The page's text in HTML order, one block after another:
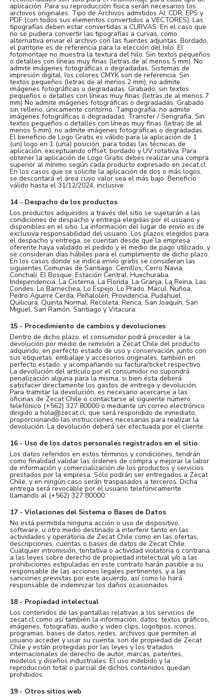
aplicación. Para su reproducción física serán necesarios los
archivos originales. Tipo de Archivos admitidos AI, CDR, EPS y
PDF (con todos sus elementos convertidos a VECTORES). Las
tipografías deben estar convertidas a CURVAS. En el caso que
no se pudiera convertir las tipografías a curvas, como
alternativa enviar el archivo con las fuentes adjuntas. Bordado,
el pantone es de referencia para la elección del hilo. El
fotomontaje no muestra la textura del hilo. Sin textos pequeños
o detalles con líneas muy finas (letras de al menos 5 mm). No
admite imágenes fotográficas o degradadas. Sistemas de
impresión digital, los colores CMYK son de referencia. Sin
textos pequeños (letras de al menos 2 mm), no admite
imágenes fotográficas o degradadas. Grabado, sin textos
pequeños o detalles con líneas muy finas (letras de al menos 7
mm) No admite imágenes fotográficas o degradadas. Grabado
sin relleno, únicamente contorno. Tampografía, no admite
imágenes fotográficas o degradadas. Transfer / Serigrafía, Sin
textos pequeños o detalles con líneas muy finas (letras de al
menos 5 mm), no admite imágenes fotográficas o degradadas.
El beneficio de Logo Gratis es válido para la aplicación de 1
(un) logo en 1 (una) posición, para todas las técnicas de
aplicación, exceptuando offset, bordado y UV rotativa. Para
obtener la aplicación de Logo Gratis debes realizar una compra
superior al mínimo según cada producto expresado en zecat.cl.
En los casos que se solicite la aplicación de dos o más logos,
se descontará el área cuyo valor sea el más bajo. Beneficio
válido hasta el 31/12/2024, inclusive.
14 - Despacho de los productos
Los productos adquiridos a través del sitio se sujetarán a las
condiciones de despacho y entrega elegidas por el usuario y
disponibles en el sitio. La información del lugar de envío es de
exclusiva responsabilidad del usuario. Los plazos elegidos para
el despacho y entrega, se cuentan desde que la empresa
oferente haya validado el pedido y el medio de pago utilizado, y
se consideran días hábiles para el cumplimiento de dicho plazo.
En los casos donde se indica envío gratis se consideran las
siguientes Comunas de Santiago: Cerrillos, Cerro Navia,
Conchalí, El Bosque, Estación Central, Huechuraba,
Independencia, La Cisterna, La Florida, La Granja, La Reina, Las
Condes, Lo Barnechea, Lo Espejo, Lo Prado, Macul, Ñuñoa,
Pedro Aguirre Cerda, Peñalolén, Providencia, Pudahuel,
Quilicura, Quinta Normal, Recoleta, Renca, San Joaquín, San
Miguel, San Ramón, Santiago y Vitacura.
15 - Procedimiento de cambios y devoluciones
Dentro de dicho plazo, el consumidor podrá proceder a la
devolución por medio de remisión a Zecat Chile del producto
adquirido, en perfecto estado de uso y conservación, junto con
sus etiquetas, embalaje y accesorios originales, también en
perfecto estado, y acompañando su factura/ticket respectivo.
La devolución del artículo por el consumidor no supondrá
penalización alguna para la misma, si bien ésta deberá
satisfacer directamente los gastos de entrega y devolución.
Para tramitar la devolución, es necesario acercarse a las
oficinas de Zecat Chile o contactarse al siguiente número
telefónico (+562) 327 80000 o mediante un correo electrónico
dirigido a hola@zecat.cl, que será respondido de inmediato,
proporcionando las instrucciones necesarias para realizar la
devolución. La devolución deberá ser efectuada por el cliente.
16 - Uso de los datos personales registrados en el sitio
Los datos referidos en estos términos y condiciones, tendrán
como finalidad validar las órdenes de compra y mejorar la labor
de información y comercialización de los productos y servicios
prestados por la empresa. Sólo podrán ser entregados a Zecat
Chile, y en ningún caso serán traspasados a terceros. Dicha
entrega será revocable por el usuario telefónicamente
llamando al (+562) 327 80000.
17 - Violaciones del Sistema o Bases de Datos
No está permitida ninguna acción o uso de dispositivo,
software, u otro medio destinado a interferir tanto en las
actividades y operatoria de Zecat Chile como en las ofertas,
descripciones, cuentas o bases de datos de Zecat Chile.
Cualquier intromisión, tentativa o actividad violatoria o contraria
a las leyes sobre derecho de propiedad intelectual y/o a las
prohibiciones estipuladas en este contrato harán pasible a su
responsable de las acciones legales pertinentes, y a las
sanciones previstas por este acuerdo, así como lo hará
responsable de indemnizar los daños ocasionados.
18 - Propiedad intelectual
Los contenidos de las pantallas relativas a los servicios de
zecat.cl como así también la información, datos, textos gráficos,
imágenes, fotografías, audio y video clips, logotipos, iconos,
programas, bases de datos, redes, archivos que permiten al
usuario acceder y usar su cuenta, son de propiedad de Zecat
Chile y están protegidas por las leyes y los tratados
internacionales de derecho de autor, marcas, patentes,
modelos y diseños industriales. El uso indebido y la
reproducción total o parcial de dichos contenidos quedan
prohibidos.
19 - Otros sitios web